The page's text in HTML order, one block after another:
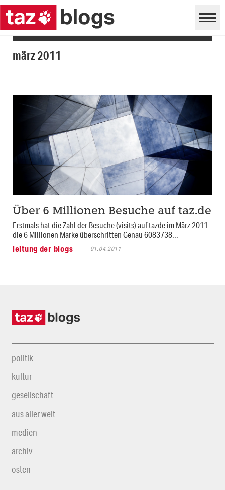
märz 2011
Über 6 Millionen Besuche auf taz.de
Erstmals hat die Zahl der Besuche (visits) auf tazde im März 2011
die 6 Millionen Marke überschritten Genau 6083738...
leitung der blogs
01.04.2011
politik
kultur
gesellschaft
aus aller welt
medien
archiv
osten